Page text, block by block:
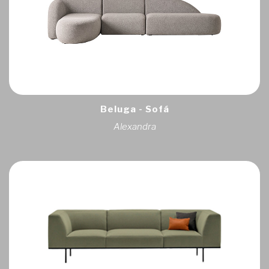
Beluga - Sofá
Alexandra